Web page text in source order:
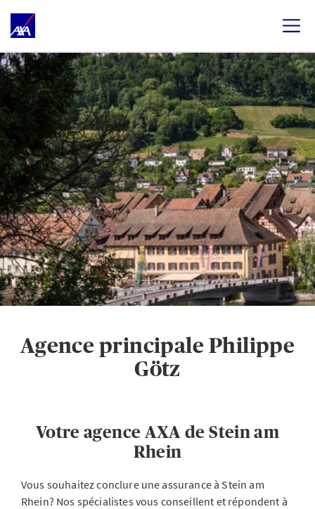
Agence principale Philippe
Götz
Votre agence AXA de Stein am
Rhein
Vous souhaitez conclure une assurance à Stein am
Rhein? Nos spécialistes vous conseillent et répondent à